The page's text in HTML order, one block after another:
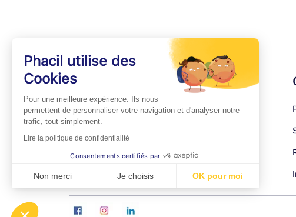
INFOS PRATIQUES
Professionnels de Santé
Espace Pharmaciens
Foire aux questions
Phacil utilise des
Cookies
Pour une meilleure expérience. Ils nous
permettent de personnaliser votre navigation et d'analyser notre
trafic, tout simplement.
Lire la politique de confidentialité
Consentements certifiés par
Non merci Je choisis OK pour moi
Axeptio consent
Plateforme de Gestion du Consentement :